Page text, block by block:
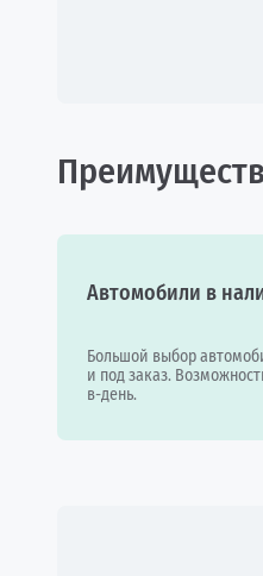
Автомобили в
Большой выбор
и под заказ.
в-день.